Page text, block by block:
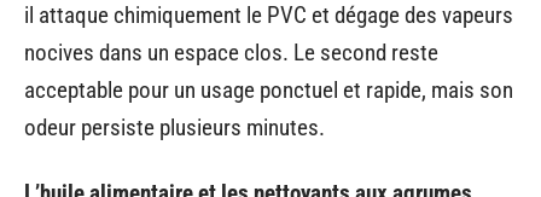
il attaque chimiquement le PVC et dégage des vapeurs
nocives dans un espace clos. Le second reste
acceptable pour un usage ponctuel et rapide, mais son
odeur persiste plusieurs minutes.